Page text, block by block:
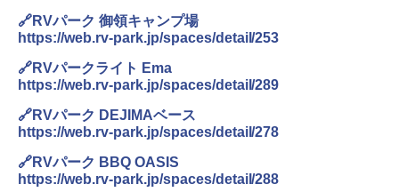
￥-
￥3,680
🔗RVパーク 御領キャンプ場
https://web.rv-park.jp/spaces/detail/253
🔗RVパークライト Ema
https://web.rv-park.jp/spaces/detail/289
🔗RVパーク DEJIMAベース
https://web.rv-park.jp/spaces/detail/278
🔗RVパーク BBQ OASIS
https://web.rv-park.jp/spaces/detail/288